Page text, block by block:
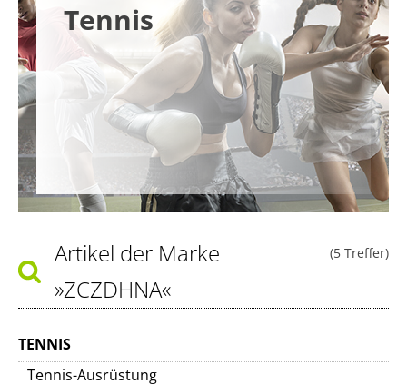
Tennis
(5 Treffer)
Artikel der Marke
»ZCZDHNA«
TENNIS
Tennis-Ausrüstung